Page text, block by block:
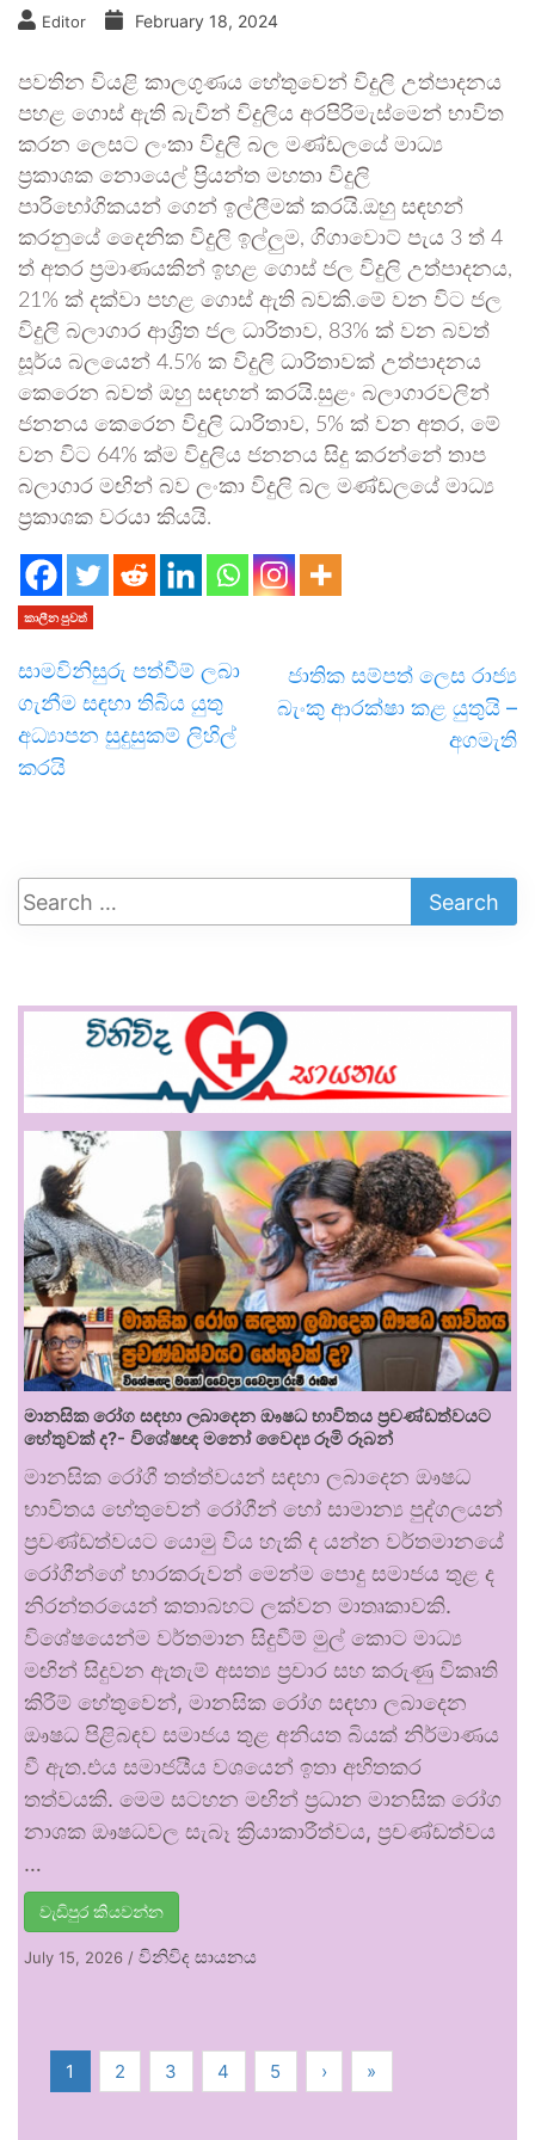
Editor February 18, 2024
පවතින වියළි කාලගුණය හේතුවෙන් විදුලි උත්පාදනය
පහළ ගොස් ඇති බැවින් විදුලිය අරපිරිමැස්මෙන් භාවිත
කරන ලෙසට ලංකා විදුලි බල මණ්ඩලයේ මාධ්‍ය
ප්‍රකාශක නොයෙල් ප්‍රියන්ත මහතා විදුලි
පාරිභෝගිකයන් ගෙන් ඉල්ලීමක් කරයි.ඔහු සඳහන්
කරනුයේ දෛනික විදුලි ඉල්ලුම, ගිගාවොට් පැය 3 ත් 4
ත් අතර ප්‍රමාණයකින් ඉහළ ගොස් ජල විදුලි උත්පාදනය,
21% ක් දක්වා පහළ ගොස් ඇති බවකි.මේ වන විට ජල
විදුලි බලාගාර ආශ්‍රිත ජල ධාරිතාව, 83% ක් වන බවත්
සූර්ය බලයෙන් 4.5% ක විදුලි ධාරිතාවක් උත්පාදනය
කෙරෙන බවත් ඔහු සඳහන් කරයි.සුළං බලාගාරවලින්
ජනනය කෙරෙන විදුලි ධාරිතාව, 5% ක් වන අතර, මේ
වන විට 64% ක්ම විදුලිය ජනනය සිදු කරන්නේ තාප
බලාගාර මඟින් බව ලංකා විදුලි බල මණ්ඩලයේ මාධ්‍ය
ප්‍රකාශක වරයා කියයි.
කාලීන පුවත්
සාමවිනිසුරු පත්වීම් ලබා
ගැනීම සඳහා තිබිය යුතු
අධ්‍යාපන සුදුසුකම් ලිහිල්
කරයි
ජාතික සම්පත් ලෙස රාජ්‍ය
බැංකු ආරක්ෂා කළ යුතුයි –
අගමැති
මානසික රෝග සඳහා ලබාදෙන ඖෂධ භාවිතය ප්‍රචණ්ඩත්වයට
හේතුවක් ද?- විශේෂඥ මනෝ වෛද්‍ය රූමි රූබන්
මානසික රෝගී තත්ත්වයන් සඳහා ලබාදෙන ඖෂධ
භාවිතය හේතුවෙන් රෝගීන් හෝ සාමාන්‍ය පුද්ගලයන්
ප්‍රචණ්ඩත්වයට යොමු විය හැකි ද යන්න වර්තමානයේ
රෝගීන්ගේ භාරකරුවන් මෙන්ම පොදු සමාජය තුළ ද
නිරන්තරයෙන් කතාබහට ලක්වන මාතෘකාවකි.
විශේෂයෙන්ම වර්තමාන සිදුවීම් මුල් කොට මාධ්‍ය
මඟින් සිදුවන ඇතැම් අසත්‍ය ප්‍රචාර සහ කරුණු විකෘති
කිරීම් හේතුවෙන්, මානසික රෝග සඳහා ලබාදෙන
ඖෂධ පිළිබඳව සමාජය තුළ අනියත බියක් නිර්මාණය
වී ඇත.එය සමාජයීය වශයෙන් ඉතා අහිතකර
තත්වයකි. මෙම සටහන මඟින් ප්‍රධාන මානසික රෝග
නාශක ඖෂධවල සැබෑ ක්‍රියාකාරීත්වය, ප්‍රචණ්ඩත්වය
…
වැඩිපුර කියවන්න
July 15, 2026 / විනිවිද සායනය
1 2 3 4 5 › »